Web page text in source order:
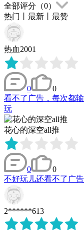
全部评分（0）
热门
最新 最赞
热血2001
0
0
看不了广告，每次都
玩
花心的深空all推
0
0
不好玩儿还看不了广告
2******613